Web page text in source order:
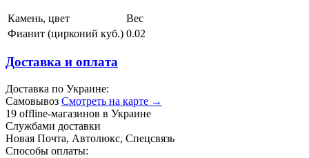
Камень, цвет
Вес
Фианит (цирконий куб.) 0.02
Доставка и оплата
Доставка по Украине:
Самовывоз Смотреть на карте →
19 offline-магазинов в Украине
Службами доставки
Новая Почта, Автолюкс, Спецсвязь
Способы оплаты: